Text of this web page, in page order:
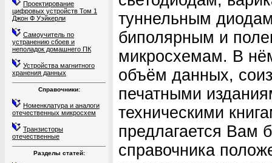
Проектирование
цифровых устройств Том 1
Джон Ф Уэйкерли
Самоучитель по
устранению сбоев и
неполадок домашнего ПК
Устройства магнитного
хранения данных
Справочники:
Номенклатура и аналоги
отечественных микросхем
Транзисторы
отечественные
Разделы статей:
туннельным
биполярным и
микросхемам. В
объём данных,
печатными
техническими
предлагается Вам
справочника